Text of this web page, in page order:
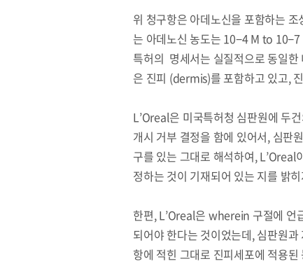
위 청구항은 아데노신을 포함하는
는 아데노신 농도는 10−4 M to
특허의 명세서는 실질적으로 동일
은 진피 (dermis)를 포함하고 있고,
L’Oreal은 미국특허청 심판원에 두
개시 거부 결정을 함에 있어서, 심
구를 있는 그대로 해석하여,
정하는 것이 기재되어 있는 지를 밝
한편, L’Oreal은 wherein 구절에 언
되어야 한다는 것이었는데, 심판원
항에 적힌 그대로 진피세포에 적용